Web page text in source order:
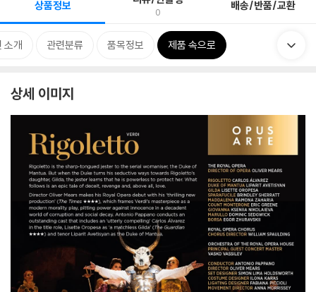
상품정보 0 배송/반품/교환
소개 관련분류 품목정보 제품 속으로
상세 이미지